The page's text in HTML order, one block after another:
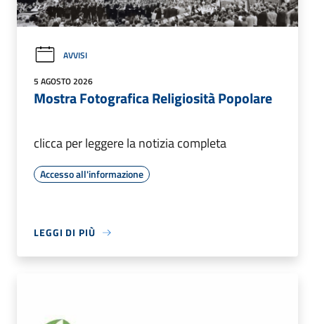
AVVISI
5 AGOSTO 2026
Mostra Fotografica Religiosità Popolare
clicca per leggere la notizia completa
Accesso all'informazione
LEGGI DI PIÙ